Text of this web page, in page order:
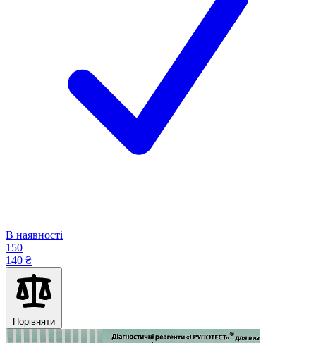
В наявності
150
140 ₴
Порівняти